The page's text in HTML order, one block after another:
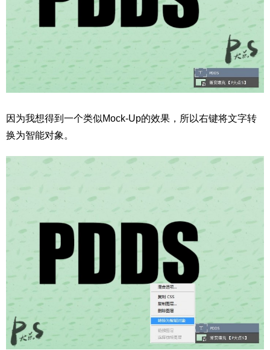
因为我想得到一个类似Mock-Up的效果，所以右键将文字转
换为智能对象。